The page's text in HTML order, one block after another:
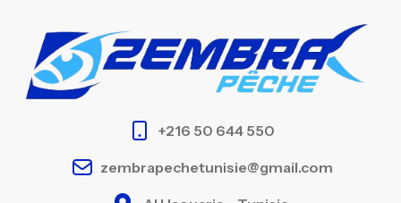
+216 50 644 550
zembrapechetunisie@gmail.com